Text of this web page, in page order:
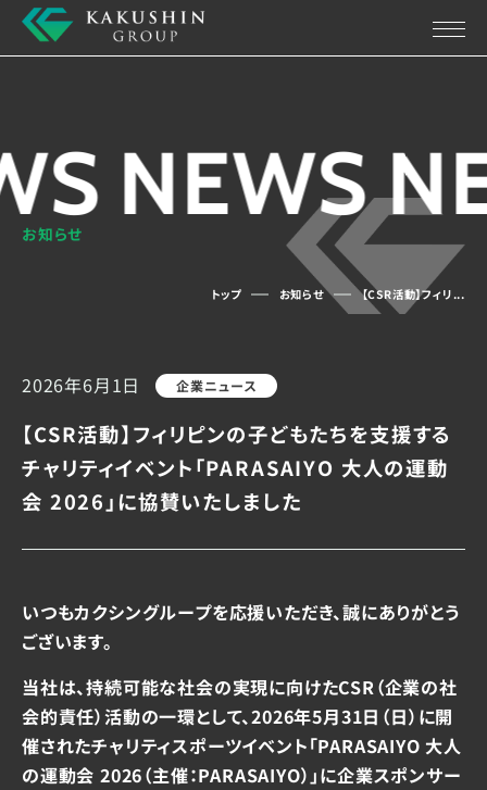
NEWS
お知らせ
トップ お知らせ 【CSR活動】フィリ...
2026年6月1日 企業ニュース
【CSR活動】フィリピンの子どもたちを支援する
チャリティイベント「PARASAIYO 大人の運動
会 2026」に協賛いたしました
いつもカクシングループを応援いただき、誠にありがとう
ございます。
当社は、持続可能な社会の実現に向けたCSR（企業の社
会的責任）活動の一環として、2026年5月31日（日）に開
催されたチャリティスポーツイベント「PARASAIYO 大人
の運動会 2026（主催：PARASAIYO）」に企業スポンサー